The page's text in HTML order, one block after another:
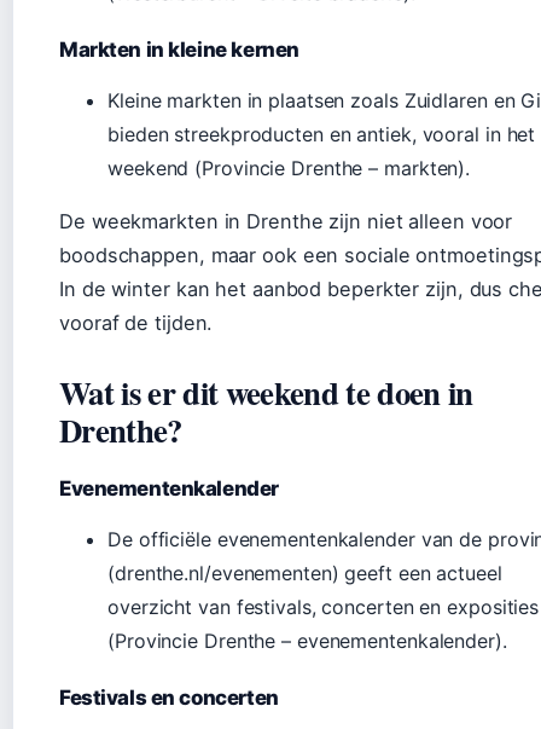
Markten in kleine kernen
Kleine markten in plaatsen zoals Zuidlaren en
bieden streekproducten en antiek, vooral in het
weekend (Provincie Drenthe – markten).
De weekmarkten in Drenthe zijn niet alleen voor
boodschappen, maar ook een sociale
In de winter kan het aanbod beperkter zijn, dus
vooraf de tijden.
Wat is er dit weekend te doen in
Drenthe?
Evenementenkalender
De officiële evenementenkalender van de
(drenthe.nl/evenementen) geeft een actueel
overzicht van festivals, concerten en exposities
(Provincie Drenthe – evenementenkalender).
Festivals en concerten